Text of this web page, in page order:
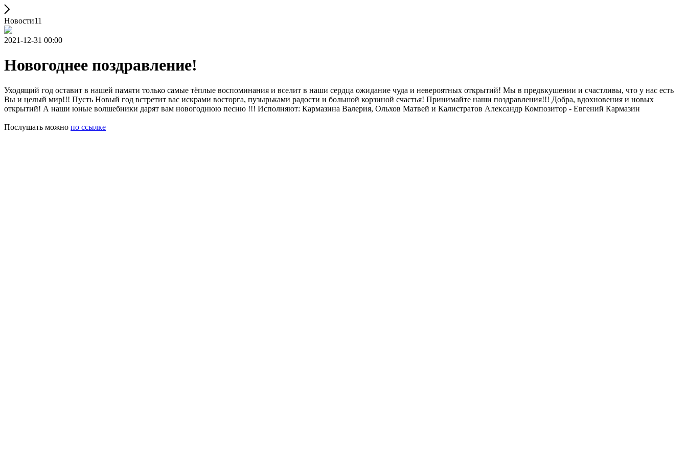
Новости11
2021-12-31 00:00
Новогоднее поздравление!
Уходящий год оставит в нашей памяти только самые тёплые воспоминания и вселит в наши сердца ожидание чуда и невероятных открытий! Мы в предвкушении и счастливы, что у нас есть
Вы и целый мир!!! Пусть Новый год встретит вас искрами восторга, пузырьками радости и большой корзиной счастья! Принимайте наши поздравления!!! Добра, вдохновения и новых
открытий! А наши юные волшебники дарят вам новогоднюю песню !!! Исполняют: Кармазина Валерия, Ольхов Матвей и Калистратов Александр Композитор - Евгений Кармазин
Послушать можно по ссылке